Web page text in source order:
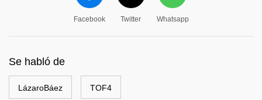
Facebook Twitter Whatsapp
Se habló de
LázaroBáez TOF4